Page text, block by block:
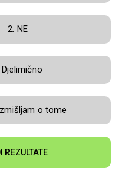
2. NE
Djelimično
o tome
REZULTATE